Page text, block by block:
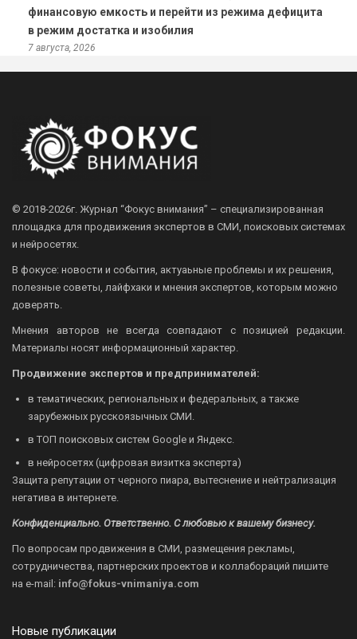
финансовую емкость и перейти из режима дефицита
в режим достатка и изобилия
7 августа, 2026
© 2018-2026г. Журнал “Фокус внимания” – специализированная
площадка для продвижения экспертов в СМИ, поисковых системах
и нейросетях.
В фокусе: новости и события, актуаьные проблемы и их решения,
полезные советы, лайфхаки и мнения экспертов, которым можно
доверять.
Мнения авторов не всегда совпадают с позицией редакции.
Материалы носят информационный характер.
Продвижение экспертов и предпринимателей:
в тематических, региональных и федеральных, а также
зарубежных русскоязычных СМИ.
в ТОП поисковых систем Google и Яндекс.
в нейросетях (цифровая визитка эксперта)
Защита репутации от черного пиара, вытеснение и нейтрализация
негатива в интернете.
Конфиденциально. Ответственно. С любовью к вашему бизнесу.
По вопросам продвижения в СМИ, размещения рекламы,
сотрудничества, партнерских проектов и коллабораций пишите
на e-mail: info@fokus-vnimaniya.com
Новые публикации